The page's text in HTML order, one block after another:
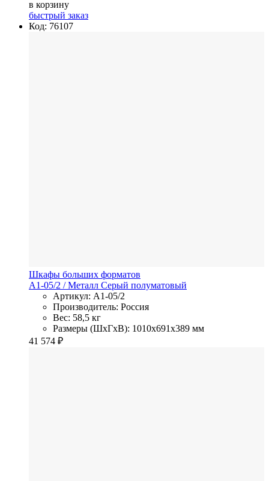
в корзину
быстрый заказ
Код: 76107
Шкафы больших форматов
A1-05/2 / Металл Серый полуматовый
Артикул: A1-05/2
Производитель: Россия
Вес: 58,5 кг
Размеры (ШхГхВ): 1010x691x389 мм
41 574 ₽